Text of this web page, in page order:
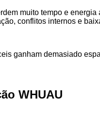
muito tempo e energia
conflitos internos e
ganham demasiado
WHUAU